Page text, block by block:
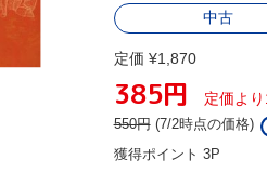
中古
定価 ¥1,870
385円 定価よ
550円 (7/2時点の価格)
獲得ポイント 3P